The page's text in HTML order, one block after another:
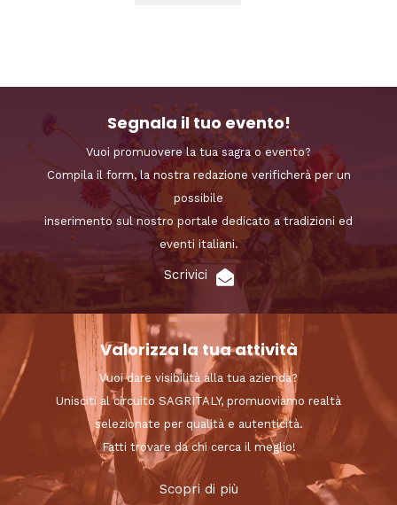
Segnala il tuo evento!
Vuoi promuovere la tua sagra o evento?
Compila il form, la nostra redazione verificherà per un
possibile
inserimento sul nostro portale dedicato a tradizioni ed
eventi italiani.
Scrivici
Valorizza la tua attività
Vuoi dare visibilità alla tua azienda?
Unisciti al circuito SAGRITALY, promuoviamo realtà
selezionate per qualità e autenticità.
Fatti trovare da chi cerca il meglio!
Scopri di più